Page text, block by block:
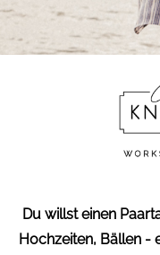
Du willst einen
Hochzeiten, Bällen -